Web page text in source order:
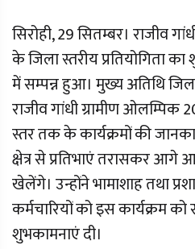
सिरोही, 29 सितम्बर। राजीव
के जिला स्तरीय प्रतियोगिता
में सम्पन्न हुआ। मुख्य अतिथि
राजीव गांधी ग्रामीण ओलम्पिक
स्तर तक के कार्यक्रमों की
क्षेत्र से प्रतिभाएं तरासकर आगे
खेलेंगे। उन्होंने भामाशाह तथा
कर्मचारियों को इस कार्यक्रम
शुभकामनाएं दी।